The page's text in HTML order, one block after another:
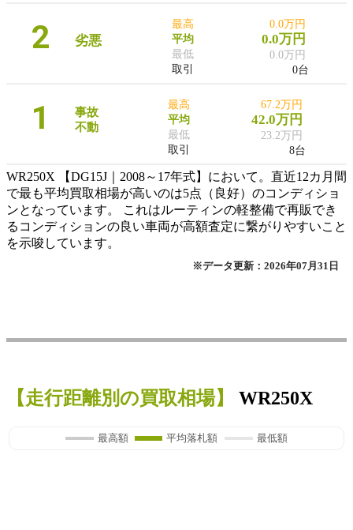
2 劣悪
最高
平均
最低
取引
0.0万円
0.0万円
0.0万円
0台
1
事故
不動
最高
平均
最低
取引
67.2万円
42.0万円
23.2万円
8台
WR250X 【DG15J｜2008～17年式】において。直近12カ月間
で最も平均買取相場が高いのは5点（良好）のコンディショ
ンとなっています。 これはルーティンの軽整備で再販でき
るコンディションの良い車両が高額査定に繋がりやすいこと
を示唆しています。
※データ更新：2026年07月31日
【走行距離別の買取相場】 WR250X
最高額 平均落札額 最低額